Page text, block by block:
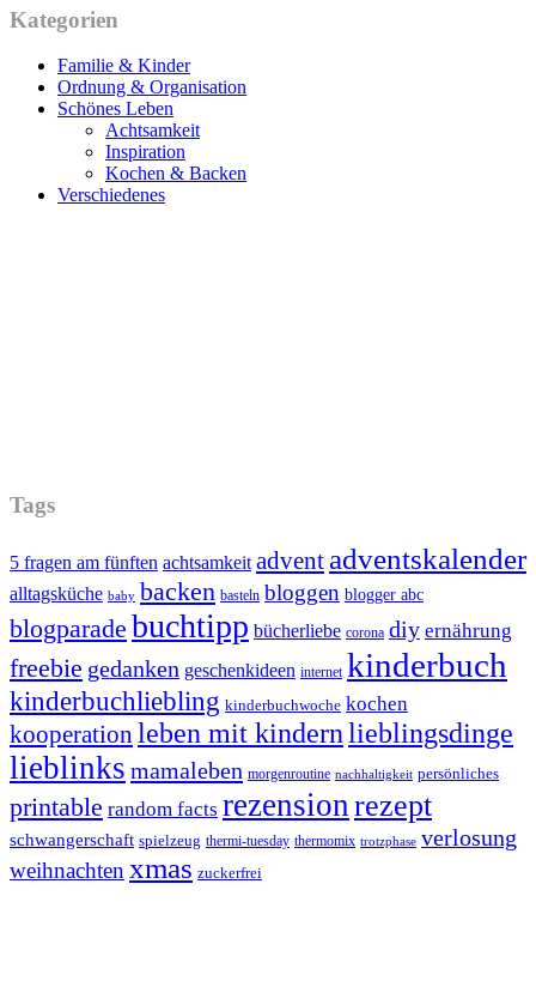
Kategorien
Familie & Kinder
Ordnung & Organisation
Schönes Leben
Achtsamkeit
Inspiration
Kochen & Backen
Verschiedenes
Tags
5 fragen am fünften achtsamkeit advent adventskalender
alltagsküche baby backen basteln bloggen blogger abc
blogparade buchtipp bücherliebe corona diy ernährung
freebie gedanken geschenkideen internet kinderbuch
kinderbuchliebling kinderbuchwoche kochen
kooperation leben mit kindernlieblingsdinge
lieblinks mamaleben morgenroutine nachhaltigkeit persönliches
printable random facts rezension rezept
schwangerschaft spielzeug thermi-tuesday thermomix trotzphase verlosung
weihnachten xmas zuckerfrei